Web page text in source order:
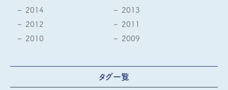
2014
2013
2012
2011
2010
2009
タグ一覧